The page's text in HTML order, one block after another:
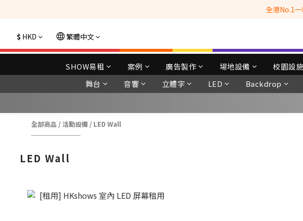
全港No.1
全港No.1
選購現貨產品全單滿$3500自家專送免
Whatsapp: 66962838 |
全港No.1
$ HKD 繁體中文
SHOW易租 案例 廣告製作 場地設備 校園設施
舞台 音響 立體字 LED Backdrop
全部商品 /活動設備 / LED Wall
LED Wall